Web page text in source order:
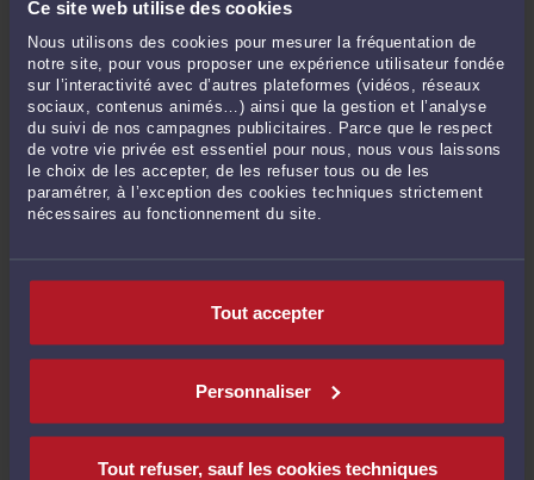
Ce site web utilise des cookies
Nous utilisons des cookies pour mesurer la fréquentation de
notre site, pour vous proposer une expérience utilisateur fondée
sur l’interactivité avec d’autres plateformes (vidéos, réseaux
sociaux, contenus animés…) ainsi que la gestion et l’analyse
du suivi de nos campagnes publicitaires. Parce que le respect
de votre vie privée est essentiel pour nous, nous vous laissons
le choix de les accepter, de les refuser tous ou de les
paramétrer, à l’exception des cookies techniques strictement
nécessaires au fonctionnement du site.
Tout accepter
Personnaliser
Tout refuser, sauf les cookies techniques
Eric ROCHEBLAVE :
« Dans ce type de dossier, la première question n’est pas
seulement ... »
Le 13 mars 2026 à 08:38 surL’URSSAF doit prouver sa ...
RECHERCHE
ARCHIVES